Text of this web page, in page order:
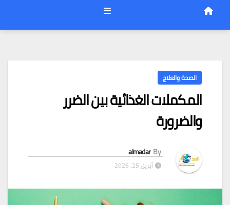
الصحة والعلاج
المكملات الغذائية بين الضرر
والضرورة
By
almadar
أبريل 25, 2026